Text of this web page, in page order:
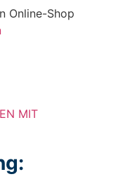
Online-Shop
MIT